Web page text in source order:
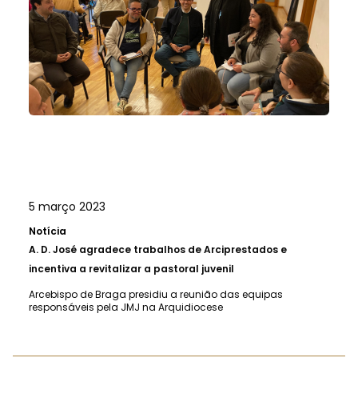
5 março 2023
Notícia
A. D. José agradece trabalhos de Arciprestados e
incentiva a revitalizar a pastoral juvenil
Arcebispo de Braga presidiu a reunião das equipas
responsáveis pela JMJ na Arquidiocese